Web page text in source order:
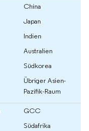
China
Japan
Indien
Australien
Südkorea
Übriger Asien-
Pazifik-Raum
GCC
Südafrika